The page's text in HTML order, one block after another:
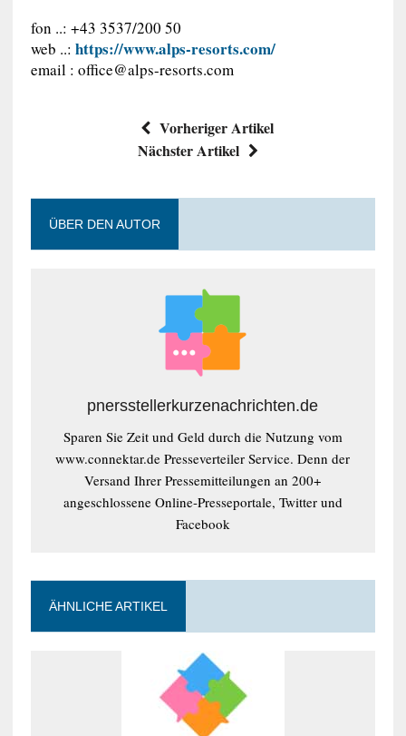
fon ..: +43 3537/200 50
web ..: https://www.alps-resorts.com/
email : office@alps-resorts.com
Vorheriger Artikel
Nächster Artikel
ÜBER DEN AUTOR
pnersstellerkurzenachrichten.de
Sparen Sie Zeit und Geld durch die Nutzung vom
www.connektar.de Presseverteiler Service. Denn der
Versand Ihrer Pressemitteilungen an 200+
angeschlossene Online-Presseportale, Twitter und
Facebook
ÄHNLICHE ARTIKEL